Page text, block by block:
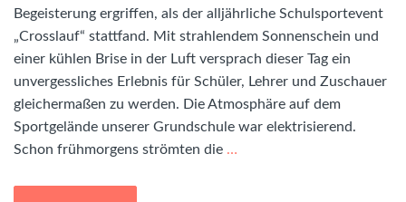
Begeisterung ergriffen, als der alljährliche Schulsportevent
„Crosslauf“ stattfand. Mit strahlendem Sonnenschein und
einer kühlen Brise in der Luft versprach dieser Tag ein
unvergessliches Erlebnis für Schüler, Lehrer und Zuschauer
gleichermaßen zu werden. Die Atmosphäre auf dem
Sportgelände unserer Grundschule war elektrisierend.
Schon frühmorgens strömten die …